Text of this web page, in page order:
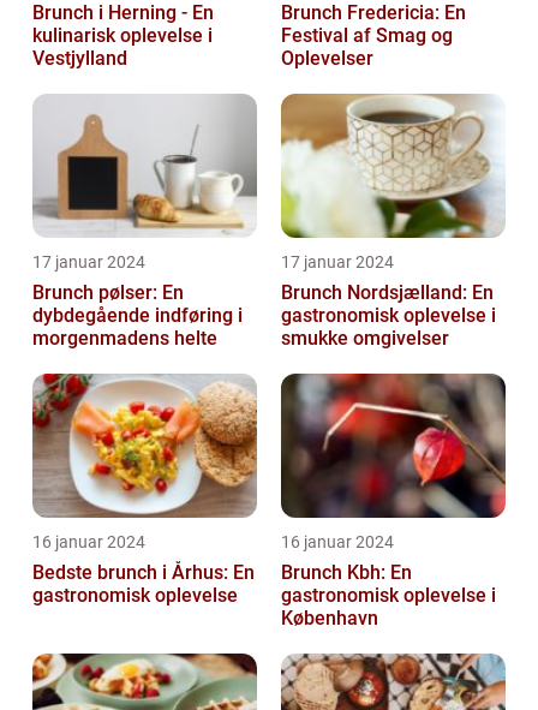
Brunch i Herning - En
kulinarisk oplevelse i
Vestjylland
Brunch Fredericia: En
Festival af Smag og
Oplevelser
17 januar 2024
Brunch pølser: En
dybdegående indføring i
morgenmadens helte
17 januar 2024
Brunch Nordsjælland: En
gastronomisk oplevelse i
smukke omgivelser
16 januar 2024
Bedste brunch i Århus: En
gastronomisk oplevelse
16 januar 2024
Brunch Kbh: En
gastronomisk oplevelse i
København